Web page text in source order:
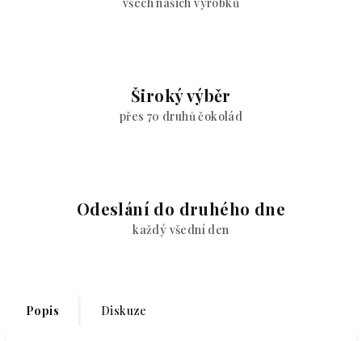
Široký výběr
přes 70 druhů čokolád
Odeslání do druhého dne
každý všední den
Popis Diskuze